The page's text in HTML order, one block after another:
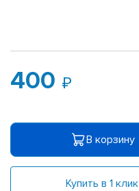
400
В корзину
Купить в 1 клик